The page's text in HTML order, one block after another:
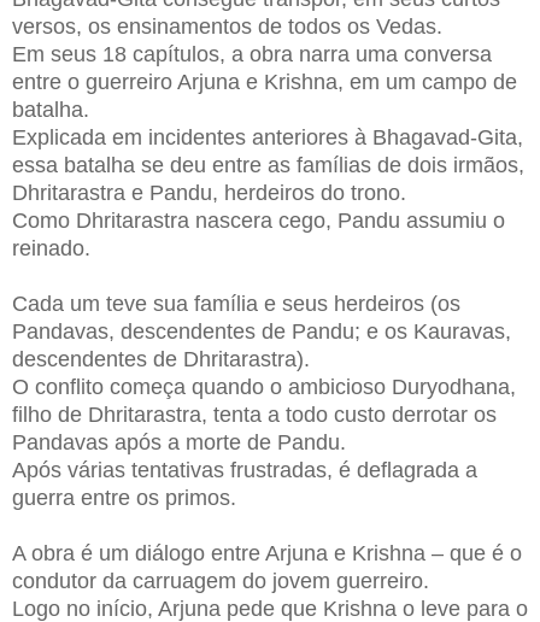
versos, os ensinamentos de todos os Vedas.
Em seus 18 capítulos, a obra narra uma conversa
entre o guerreiro Arjuna e Krishna, em um campo de
batalha.
Explicada em incidentes anteriores à Bhagavad-Gita,
essa batalha se deu entre as famílias de dois irmãos,
Dhritarastra e Pandu, herdeiros do trono.
Como Dhritarastra nascera cego, Pandu assumiu o
reinado.
Cada um teve sua família e seus herdeiros (os
Pandavas, descendentes de Pandu; e os Kauravas,
descendentes de Dhritarastra).
O conflito começa quando o ambicioso Duryodhana,
filho de Dhritarastra, tenta a todo custo derrotar os
Pandavas após a morte de Pandu.
Após várias tentativas frustradas, é deflagrada a
guerra entre os primos.
A obra é um diálogo entre Arjuna e Krishna – que é o
condutor da carruagem do jovem guerreiro.
Logo no início, Arjuna pede que Krishna o leve para o